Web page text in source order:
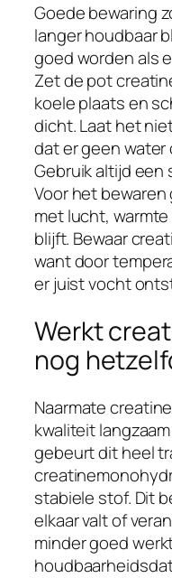
Goede bewaring
langer houdbaar
goed worden als
Zet de pot
koele plaats en
dicht. Laat het
dat er geen
Gebruik altijd een
Voor het
met lucht,
blijft. Bewaar
want door
er juist vocht
Werkt
nog
Naarmate
kwaliteit
gebeurt dit heel
stabiele stof. Dit
elkaar valt of
minder goed